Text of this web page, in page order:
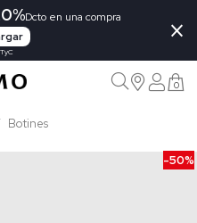
Dcto en una compra
×
0
Botines
-50%